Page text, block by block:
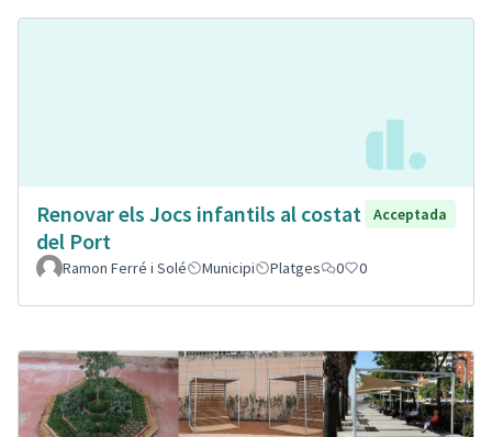
Renovar els Jocs infantils al costat
del Port
Acceptada
Ramon Ferré i Solé Municipi Platges 0 0